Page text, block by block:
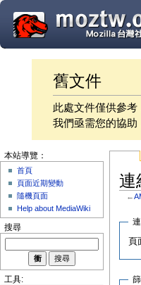
舊文件
此處文件僅供參
我們亟需您的協
連
←
頁
本站導覽：
首頁
頁面近期變動
隨機頁面
Help about MediaWiki
搜尋
工具: